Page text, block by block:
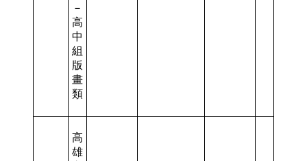
－
高
中
組
版
畫
類
高
雄